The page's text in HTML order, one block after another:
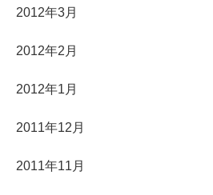
2012年3月
2012年2月
2012年1月
2011年12月
2011年11月